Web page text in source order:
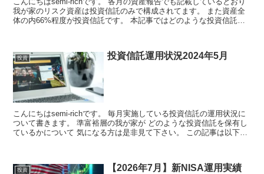
我が家のリスク資産は投資信託のみで構成されてます。 また資産全
体の内66%程度が投資信託です。 本記事ではどのような投資信託に
投資 投資信託運用状況2024年5月
こんにちはsemi-richです。 毎月実施している投資信託の運用状況に
ついて書きます。 準富裕層の我が家が どのような投資信託を保有し
ているかについて 気になる方は是非見て下さい。 この記事は以下
投資
【2026年7月】新NISA運用実績